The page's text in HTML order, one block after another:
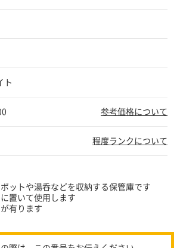
ト
参考価格について
程度ランクについて
ットや湯呑などを収納する保管庫です
置いて使用します
有ります